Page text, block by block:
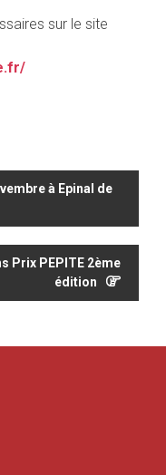
sur le site
à Epinal de
Prix PEPITE 2ème
édition